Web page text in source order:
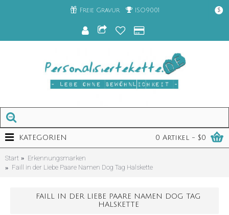
Freie Gravur ISO9001 $
0 Artikel - $0
KATEGORIEN
Start
Erkennungsmarken
Faill in der Liebe Paare Namen Dog Tag Halskette
FAILL IN DER LIEBE PAARE NAMEN DOG TAG
HALSKETTE